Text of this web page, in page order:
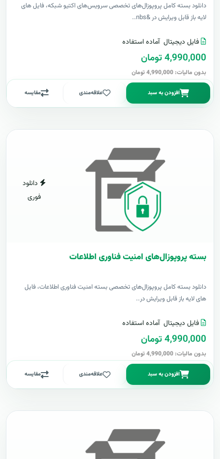
دانلود بسته کامل پروپوزال‌های تخصصی سرویس‌های اکتیو شبکه، فایل های
لایه باز قابل ویرایش در &nbs..
فایل دیجیتال آماده استفاده
4,990,000 تومان
بدون مالیات: 4,990,000 تومان
افزودن به سبد علاقه‌مندی مقایسه
دانلود
فوری
بسته پروپوزال‌های امنیت فناوری اطلاعات
دانلود بسته کامل پروپوزال‌های تخصصی بسته امنیت فناوری اطلاعات، فایل
های لایه باز قابل ویرایش در..
فایل دیجیتال آماده استفاده
4,990,000 تومان
بدون مالیات: 4,990,000 تومان
افزودن به سبد علاقه‌مندی مقایسه